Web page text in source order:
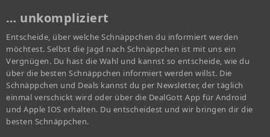
… unkompliziert
Entscheide, über welche Schnäppchen du informiert werden
möchtest. Selbst die Jagd nach Schnäppchen ist mit uns ein
Vergnügen. Du hast die Wahl und kannst so entscheide, wie du
über die besten Schnäppchen informiert werden willst. Die
Schnäppchen und Deals kannst du per Newsletter, der täglich
einmal verschickt wird oder über die DealGott App für Android
und Apple IOS erhalten. Du entscheidest und wir bringen dir die
besten Schnäppchen.